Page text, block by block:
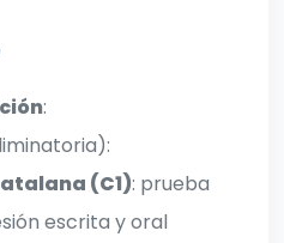
:
(C1): prueba
escrita y oral